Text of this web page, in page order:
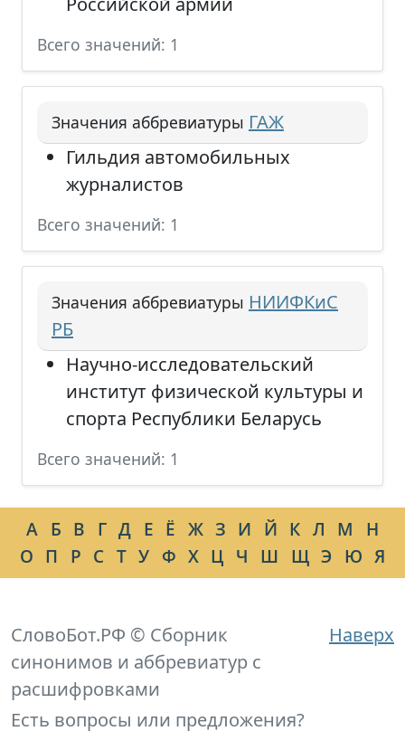
Всего значений: 1
Значения аббревиатуры ГАЖ
Гильдия автомобильных
журналистов
Всего значений: 1
Значения аббревиатуры НИИФКиС
РБ
Научно-исследовательский
институт физической культуры и
спорта Республики Беларусь
Всего значений: 1
А Б В Г Д Е Ё Ж З И Й К Л М
Н
О П Р С Т У Ф Х Ц Ч Ш Щ Э Ю Я
Наверх
СловоБот.РФ © Сборник
синонимов и аббревиатур с
расшифровками
Есть вопросы или предложения?